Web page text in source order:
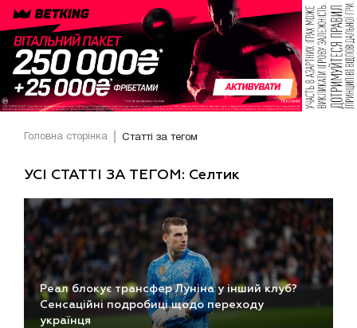
Головна сторінка Статті за тегом
УСІ СТАТТІ ЗА ТЕГОМ: Селтик
Реал блокує трансфер Луніна у інший клуб?
Сенсаційні подробиці щодо переходу
українця